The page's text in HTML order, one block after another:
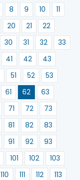
8 9 10
11
20 21
22
30 31 32
33
41 42
43
51 52
53
61 62
63
71 72
73
81 82
83
91 92
93
101 102
103
110 111 112
113